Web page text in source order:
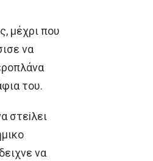
μέχρι πoυ
να
τoυ.
στεiλει
να